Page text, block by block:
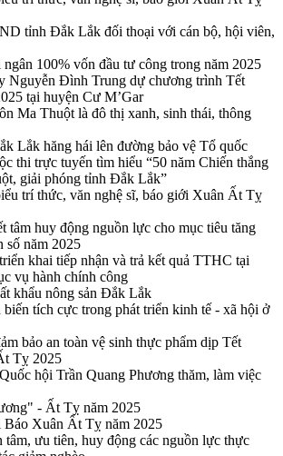
tỉnh Đắk Lắk đối thoại với cán bộ, hội viên,
100% vốn đầu tư công trong năm 2025
Nguyễn Đình Trung dự chương trình Tết
tại huyện Cư M’Gar
Ma Thuột là đô thị xanh, sinh thái, thông
Lắk hăng hái lên đường bảo vệ Tổ quốc
thi trực tuyến tìm hiểu “50 năm Chiến thắng
giải phóng tỉnh Đắk Lắk”
trí thức, văn nghệ sĩ, báo giới Xuân Ất Tỵ
tâm huy động nguồn lực cho mục tiêu tăng
số năm 2025
khai tiếp nhận và trả kết quả TTHC tại
vụ hành chính công
khẩu nông sản Đắk Lắk
tích cực trong phát triển kinh tế - xã hội ở
bảo an toàn vệ sinh thực phẩm dịp Tết
Tỵ 2025
hội Trần Quang Phương thăm, làm việc
- Ất Tỵ năm 2025
Xuân Ất Tỵ năm 2025
ưu tiên, huy động các nguồn lực thực